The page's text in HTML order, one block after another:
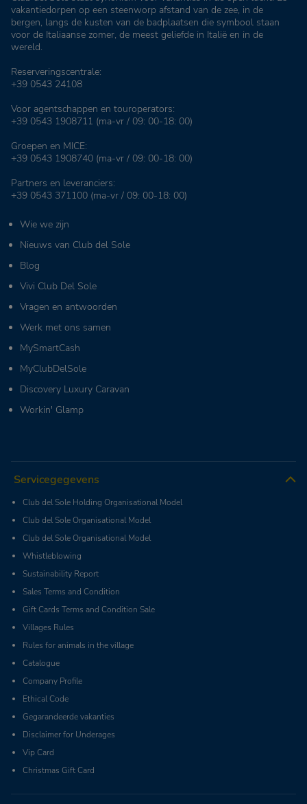
vakantiedorpen op een steenworp afstand van de zee, in de
bergen, langs de kusten van de badplaatsen die symbool staan
voor de Italiaanse zomer, de meest geliefde in Italië en in de
wereld.
Reserveringscentrale:
+39 0543 24108
Voor agentschappen en touroperators:
+39 0543 1908711 (ma-vr / 09: 00-18: 00)
Groepen en MICE:
+39 0543 1908740 (ma-vr / 09: 00-18: 00)
Partners en leveranciers:
+39 0543 371100 (ma-vr / 09: 00-18: 00)
Wie we zijn
Nieuws van Club del Sole
Blog
Vivi Club Del Sole
Vragen en antwoorden
Werk met ons samen
MySmartCash
MyClubDelSole
Discovery Luxury Caravan
Workin' Glamp
Servicegegevens
Club del Sole Holding Organisational Model
Club del Sole Organisational Model
Club del Sole Organisational Model
Whistleblowing
Sustainability Report
Sales Terms and Condition
Gift Cards Terms and Condition Sale
Villages Rules
Rules for animals in the village
Catalogue
Company Profile
Ethical Code
Gegarandeerde vakanties
Disclaimer for Underages
Vip Card
Christmas Gift Card